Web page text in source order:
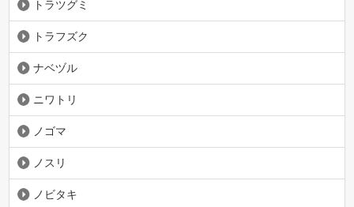
トラツグミ
トラフズク
ナベヅル
ニワトリ
ノゴマ
ノスリ
ノビタキ